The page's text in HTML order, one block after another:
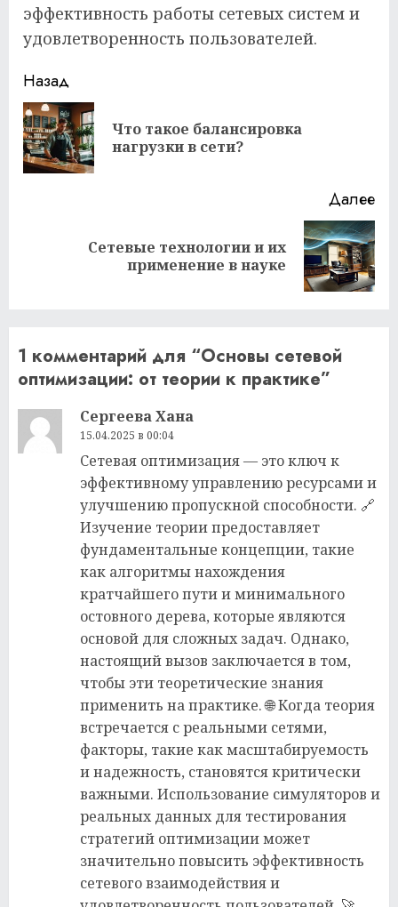
эффективность работы сетевых систем и
удовлетворенность пользователей.
Продолжить
чтение
Назад
Что такое балансировка
нагрузки в сети?
Далее
СледующаяСетевые технологии и их
применение в науке
1 комментарий для “Основы сетевой
оптимизации: от теории к практике”
Сергеева Хана
15.04.2025 в 00:04
Сетевая оптимизация — это ключ к
эффективному управлению ресурсами и
улучшению пропускной способности. 🔗
Изучение теории предоставляет
фундаментальные концепции, такие
как алгоритмы нахождения
кратчайшего пути и минимального
остовного дерева, которые являются
основой для сложных задач. Однако,
настоящий вызов заключается в том,
чтобы эти теоретические знания
применить на практике. 🌐 Когда теория
встречается с реальными сетями,
факторы, такие как масштабируемость
и надежность, становятся критически
важными. Использование симуляторов и
реальных данных для тестирования
стратегий оптимизации может
значительно повысить эффективность
сетевого взаимодействия и